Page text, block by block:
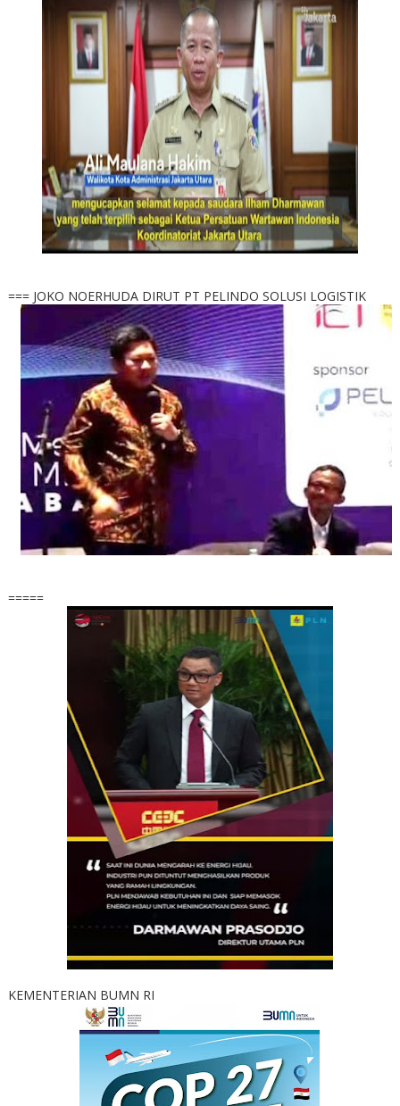
=== JOKO NOERHUDA DIRUT PT PELINDO SOLUSI LOGISTIK
=====
KEMENTERIAN BUMN RI